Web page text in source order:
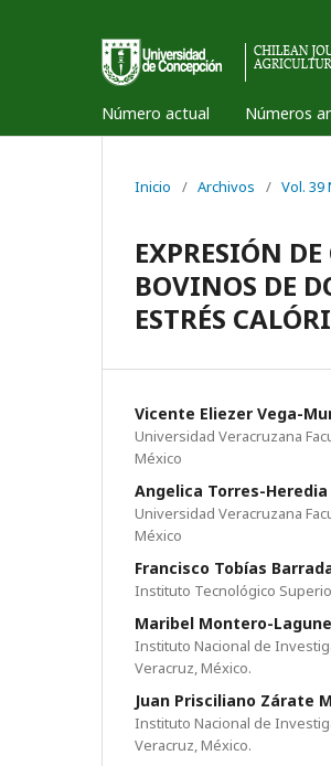
Número actual Números
Inicio / Archivos / Vol. 39
EXPRESIÓN
BOVINOS DE
ESTRÉS
Vicente Eliezer Vega-
Universidad Veracruzana
México
Angelica Torres-Heredia
Universidad Veracruzana
México
Francisco Tobías
Instituto Tecnológico
Maribel Montero-
Instituto Nacional de
Veracruz, México.
Juan Prisciliano Zárate
Instituto Nacional de
Veracruz, México.